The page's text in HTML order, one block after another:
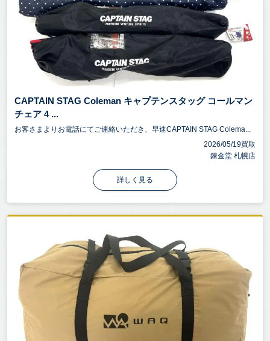
CAPTAIN STAG Coleman キャプテンスタッグ コールマン
チェア 4 ...
お客さまよりお電話にてご連絡いただき、早速CAPTAIN STAG Colema...
2026/05/19買取
錬金堂 札幌店
詳しく見る